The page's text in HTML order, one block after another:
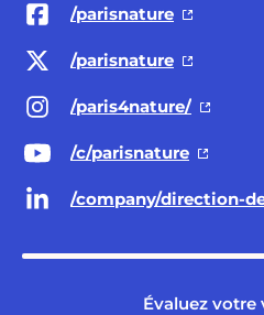
/parisnature
/parisnature
/paris4nature/
/c/parisnature
Évaluez votre